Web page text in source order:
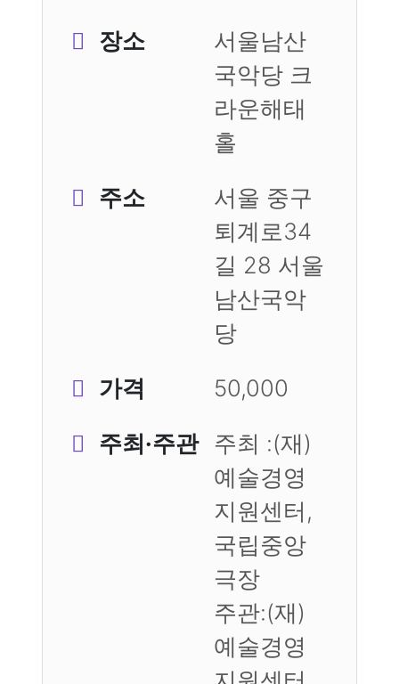
장소
서울남산
국악당 크
라운해태
홀
주소
서울 중구
퇴계로34
길 28 서울
남산국악
당
가격
50,000
주최·주관
주최 :(재)
예술경영
지원센터,
국립중앙
극장
주관:(재)
예술경영